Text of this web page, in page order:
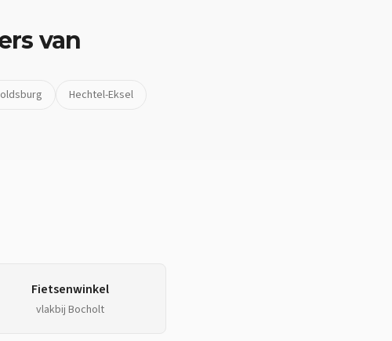
van
Hechtel-Eksel
Fietsenwinkel
vlakbij Bocholt